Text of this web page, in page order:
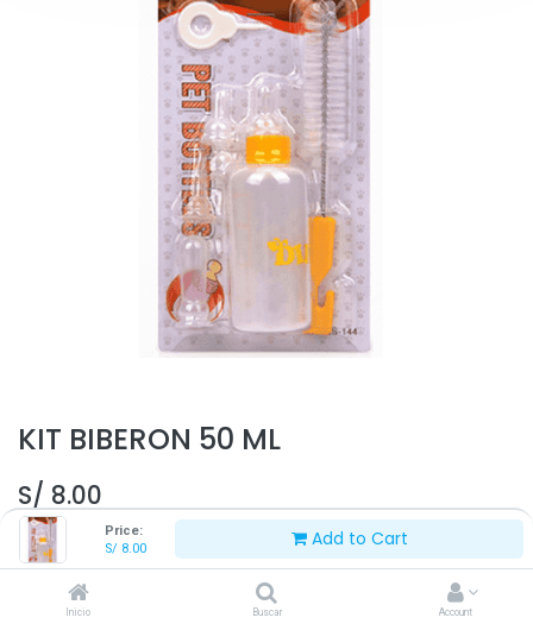
Price:
S/ 8.00 Add to Cart
Inicio Buscar Account
KIT BIBERON 50 ML
S/ 8.00